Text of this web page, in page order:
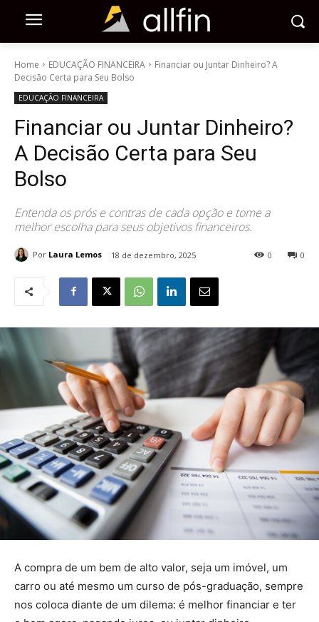
Home EDUCAÇÃO FINANCEIRA
Financiar ou Juntar Dinheiro? A
Decisão Certa para Seu Bolso
EDUCAÇÃO FINANCEIRA
Financiar ou Juntar Dinheiro?
A Decisão Certa para Seu
Bolso
Entenda os prós e contras de cada opção e tome a
melhor escolha para seus objetivos financeiros.
Por Laura Lemos 18 de dezembro, 2025 0
0
A compra de um bem de alto valor, seja um imóvel, um
carro ou até mesmo um curso de pós-graduação, sempre
nos coloca diante de um dilema: é melhor financiar e ter